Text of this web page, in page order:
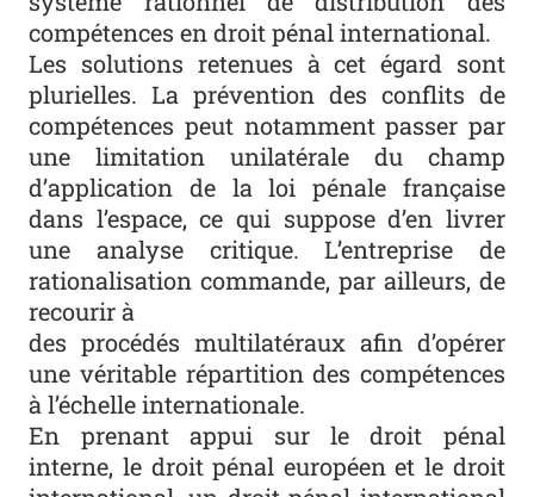
compétences en droit pénal international.
Les solutions retenues à cet égard sont
plurielles. La prévention des conflits de
compétences peut notamment passer par
une limitation unilatérale du champ
d’application de la loi pénale française
dans l’espace, ce qui suppose d’en livrer
une analyse critique. L’entreprise de
rationalisation commande, par ailleurs, de
recourir à
des procédés multilatéraux afin d’opérer
une véritable répartition des compétences
à l’échelle internationale.
En prenant appui sur le droit pénal
interne, le droit pénal européen et le droit